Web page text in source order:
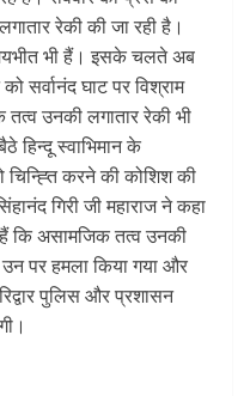
रेकी की जा रही है।
भी हैं। इसके चलते अब
सर्वानंद घाट पर विश्राम
उनकी लगातार रेकी भी
स्वाभिमान के
चिन्ह्ति करने की कोशिश की
गिरी जी महाराज ने कहा
कि असामजिक तत्व उनकी
पर हमला किया गया और
पुलिस और प्रशासन